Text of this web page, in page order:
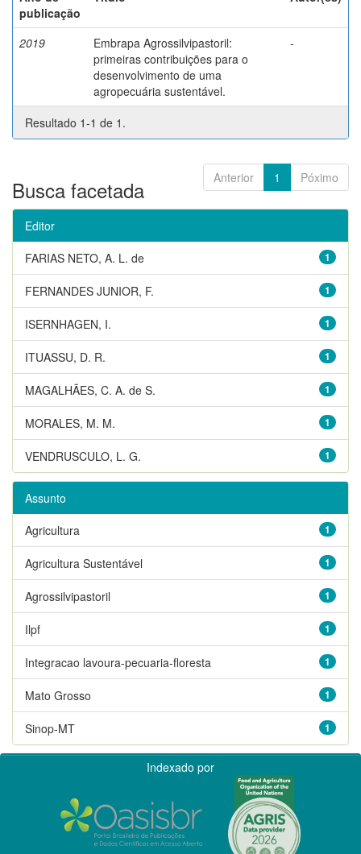
publicação
2019
Embrapa Agrossilvipastoril:
primeiras contribuições para o
desenvolvimento de uma
agropecuária sustentável.
-
Resultado 1-1 de 1.
Anterior 1 Póximo
Busca facetada
Editor
1
FARIAS NETO, A. L. de
1
FERNANDES JUNIOR, F.
1
ISERNHAGEN, I.
1
ITUASSU, D. R.
1
MAGALHÃES, C. A. de S.
1
MORALES, M. M.
1
VENDRUSCULO, L. G.
Assunto
1
Agricultura
1
Agricultura Sustentável
1
Agrossilvipastoril
1
Ilpf
1
Integracao lavoura-pecuaria-floresta
1
Mato Grosso
1
Sinop-MT
Indexado por